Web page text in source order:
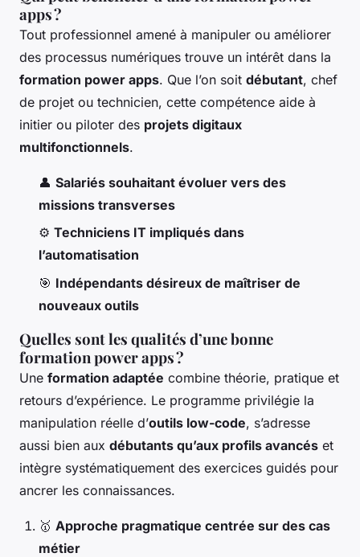
apps ?
Tout professionnel amené à manipuler ou améliorer
des processus numériques trouve un intérêt dans la
formation power apps. Que l’on soit débutant, chef
de projet ou technicien, cette compétence aide à
initier ou piloter des projets digitaux
multifonctionnels.
👤 Salariés souhaitant évoluer vers des
missions transverses
⚙️ Techniciens IT impliqués dans
l’automatisation
🎯 Indépendants désireux de maîtriser de
nouveaux outils
Quelles sont les qualités d’une bonne
formation power apps ?
Une formation adaptée combine théorie, pratique et
retours d’expérience. Le programme privilégie la
manipulation réelle d’outils low-code, s’adresse
aussi bien aux débutants qu’aux profils avancés et
intègre systématiquement des exercices guidés pour
ancrer les connaissances.
🥇 Approche pragmatique centrée sur des cas
métier